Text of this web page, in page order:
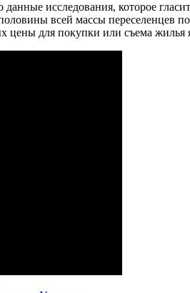
исследования, которое
всей массы переселенцев
цены для покупки или съема